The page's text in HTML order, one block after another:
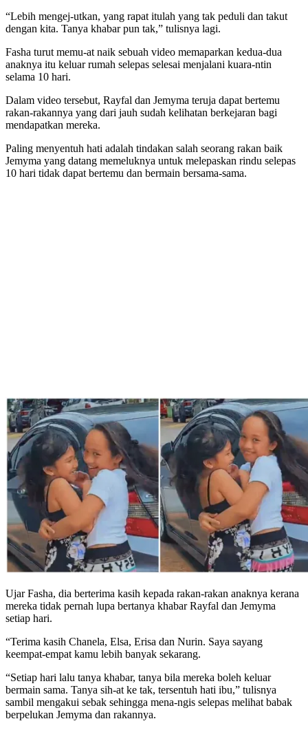
“Lebih mengej-utkan, yang rapat itulah yang tak peduli dan takut
dengan kita. Tanya khabar pun tak,” tulisnya lagi.
Fasha turut memu-at naik sebuah video memaparkan kedua-dua
anaknya itu keluar rumah selepas selesai menjalani kuara-ntin
selama 10 hari.
Dalam video tersebut, Rayfal dan Jemyma teruja dapat bertemu
rakan-rakannya yang dari jauh sudah kelihatan berkejaran bagi
mendapatkan mereka.
Paling menyentuh hati adalah tindakan salah seorang rakan baik
Jemyma yang datang memeluknya untuk melepaskan rindu selepas
10 hari tidak dapat bertemu dan bermain bersama-sama.
Ujar Fasha, dia berterima kasih kepada rakan-rakan anaknya kerana
mereka tidak pernah lupa bertanya khabar Rayfal dan Jemyma
setiap hari.
“Terima kasih Chanela, Elsa, Erisa dan Nurin. Saya sayang
keempat-empat kamu lebih banyak sekarang.
“Setiap hari lalu tanya khabar, tanya bila mereka boleh keluar
bermain sama. Tanya sih-at ke tak, tersentuh hati ibu,” tulisnya
sambil mengakui sebak sehingga mena-ngis selepas melihat babak
berpelukan Jemyma dan rakannya.